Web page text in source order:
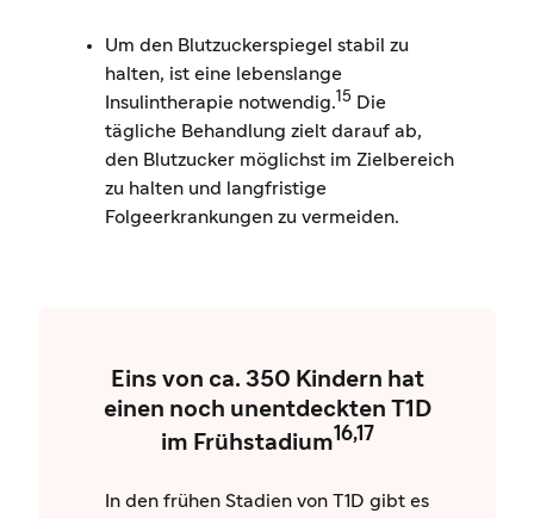
Um den Blutzuckerspiegel stabil zu
halten, ist eine lebenslange
Insulintherapie notwendig.15 Die
tägliche Behandlung zielt darauf ab,
den Blutzucker möglichst im Zielbereich
zu halten und langfristige
Folgeerkrankungen zu vermeiden.
Eins von ca. 350 Kindern hat
einen noch unentdeckten T1D
im Frühstadium16,17
In den frühen Stadien von T1D gibt es